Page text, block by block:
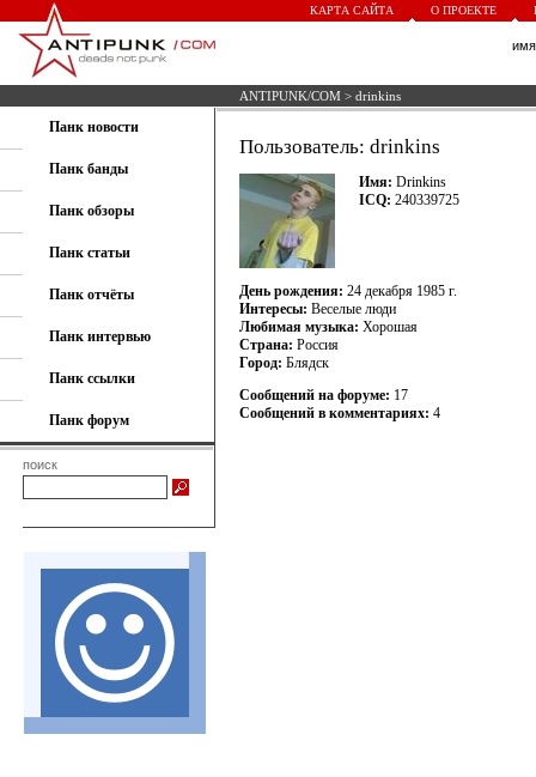
КАРТА САЙТА О ПРОЕКТЕ
ANTIPUNK/COM > drinkins
Панк новости
Панк банды
Панк обзоры
Панк статьи
Панк отчёты
Панк интервью
Панк ссылки
Панк форум
поиск
Пользователь: drinkins
Имя: Drinkins
ICQ: 240339725
День рождения: 24 декабря 1985 г.
Интересы: Веселые люди
Любимая музыка: Хорошая
Страна: Россия
Город: Блядск
Сообщений на форуме: 17
Сообщений в комментариях: 4